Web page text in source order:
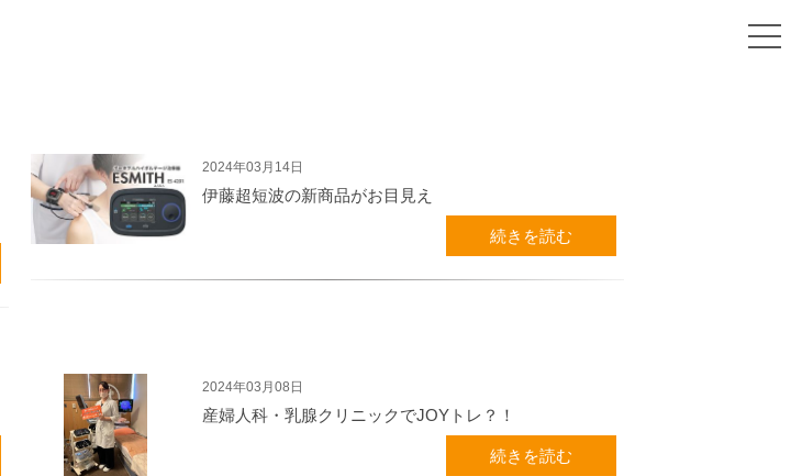
2024年03月14日
伊藤超短波の新商品がお目見え
続きを読む
2024年03月08日
産婦人科・乳腺クリニックでJOYトレ？！
続きを読む